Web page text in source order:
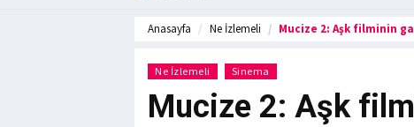
Anasayfa Ne İzlemeli Mucize 2: Aşk filminin
Ne İzlemeli Sinema
Mucize 2: Aşk